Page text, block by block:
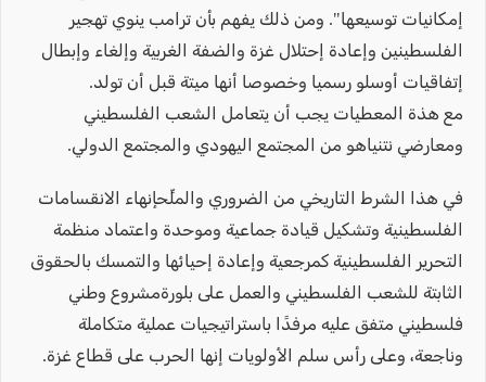
إمكانيات توسيعها". ومن ذلك يفهم بأن ترامب ينوي تهجير
الفلسطينين وإعادة إحتلال غزة والضفة الغربية وإلغاء وإبطال
إتفاقيات أوسلو رسميا وخصوصا أنها ميتة قبل أن تولد.
مع هذة المعطيات يجب أن يتعامل الشعب الفلسطيني
ومعارضي نتنياهو من المجتمع اليهودي والمجتمع الدولي.
في هذا الشرط التاريخي من الضروري والملِّحإنهاء الانقسامات
الفلسطينية وتشكيل قيادة جماعية وموحدة واعتماد منظمة
التحرير الفلسطينية كمرجعية وإعادة إحيائها والتمسك بالحقوق
الثابتة للشعب الفلسطيني والعمل على بلورةمشروع وطني
فلسطيني متفق عليه مرفدًا باستراتيجيات عملية متكاملة
وناجعة، وعلى رأس سلم الأولويات إنها الحرب على قطاع غزة.